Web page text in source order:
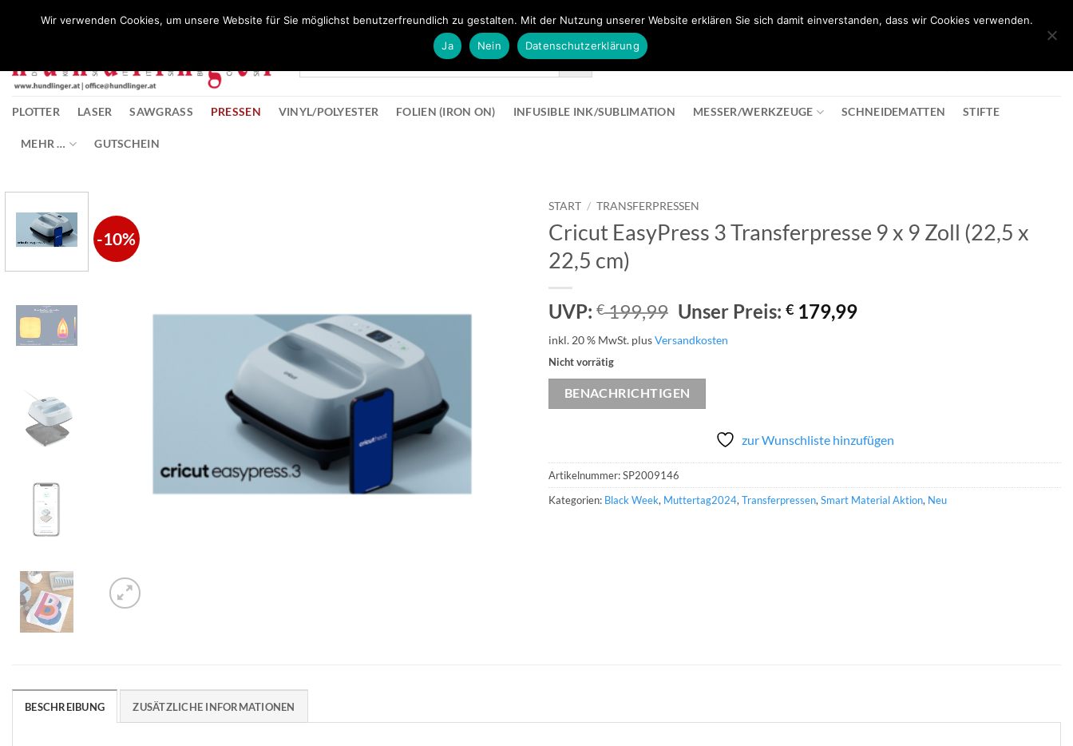
PLOTTER LASER SAWGRASS PRESSEN VINYL/POLYESTER FOLIEN (IRON ON) INFUSIBLE INK/SUBLIMATION MESSER/WERKZEUGE SCHNEIDEMATTEN STIFTE
MEHR … GUTSCHEIN
-10%
START / TRANSFERPRESSEN
Cricut EasyPress 3 Transferpresse 9 x 9 Zoll (22,5 x
22,5 cm)
UVP: €199,99 Ursprünglicher
war:
Unser Preis: € 179,99Aktueller
inkl. 20 % MwSt. plusVersandkosten
Nicht vorrätig
BENACHRICHTIGEN
zur Wunschliste hinzufügen
Artikelnummer:SP2009146
Kategorien: Black Week, Muttertag2024, Transferpressen, Smart Material Aktion, Neu
BESCHREIBUNG ZUSÄTZLICHE INFORMATIONEN
Wir verwenden Cookies, um unsere Website für Sie möglichst benutzerfreundlich zu gestalten. Mit der Nutzung unserer Website erklären Sie sich damit einverstanden, dass wir Cookies verwenden.
Ja
Nein Datenschutzerklärung